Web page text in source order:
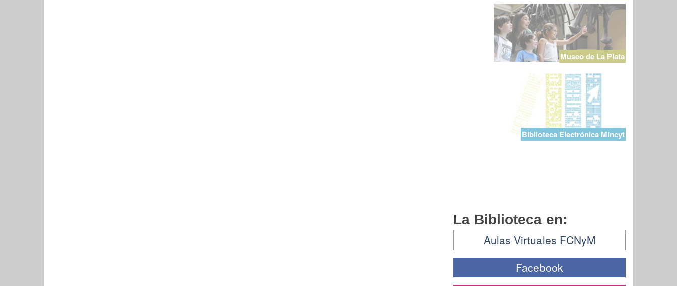
Museo de La Plata
Biblioteca Electrónica Mincyt
La Biblioteca en:
Aulas Virtuales FCNyM
Facebook